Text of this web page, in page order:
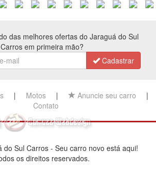
das melhores ofertas do Jaraguá do Sul
Carros em primeira mão?
Cadastrar
| Motos| Anuncie seu carro |
Contato
Sul Carros - Seu carro novo está aqui!
os direitos reservados.